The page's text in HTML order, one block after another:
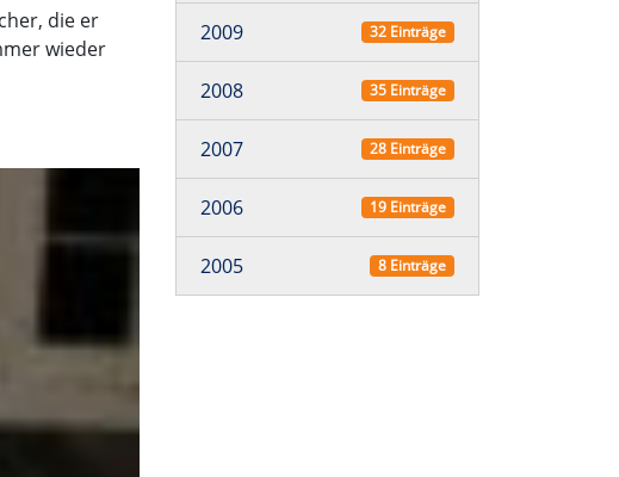
die er
wieder
2009 32 Einträge
2008 35 Einträge
2007 28 Einträge
2006 19 Einträge
2005 8 Einträge